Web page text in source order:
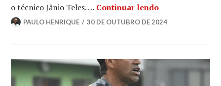
o técnico Jânio Teles. … Continuar lendo
PAULO HENRIQUE 30 DE OUTUBRO DE 2024